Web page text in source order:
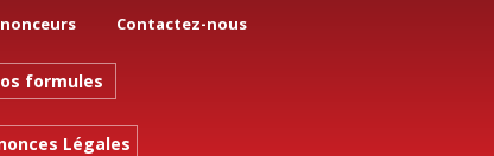
Contactez-nous
formules
Légales